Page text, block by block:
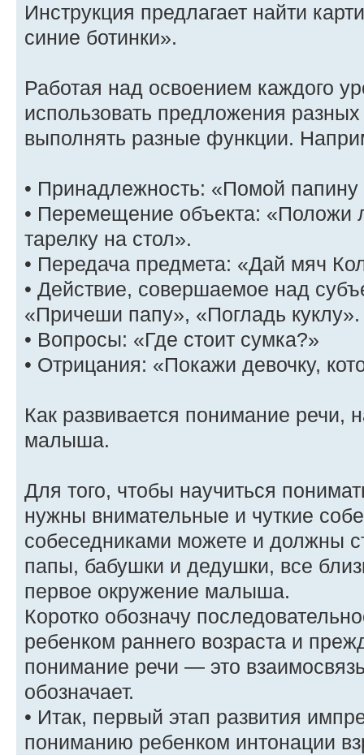
Инструкция предлагает найти
синие ботинки».
Работая над освоением каждого
использовать предложения
выполнять разные функции.
• Принадлежность: «Помой папину
• Перемещение объекта: «Положи
тарелку на стол».
• Передача предмета: «Дай мяч
• Действие, совершаемое над
«Причеши папу», «Погладь куклу».
• Вопросы: «Где стоит сумка?»
• Отрицания: «Покажи девочку,
Как развивается понимание речи,
малыша.
Для того, чтобы научиться
нужны внимательные и чуткие
собеседниками можете и должны
папы, бабушки и дедушки, все
первое окружение малыша.
Коротко обозначу
ребенком раннего возраста и
понимание речи — это
обозначает.
• Итак, первый этап развития
пониманию ребенком интонации